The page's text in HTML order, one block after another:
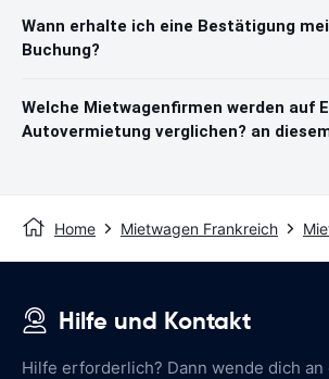
Wann erhalte ich eine Bestätigung
Buchung?
Welche Mietwagenfirmen werden auf
Autovermietung verglichen? an
Home Mietwagen Frankreich
Hilfe und Kontakt
Hilfe erforderlich? Dann wende dich